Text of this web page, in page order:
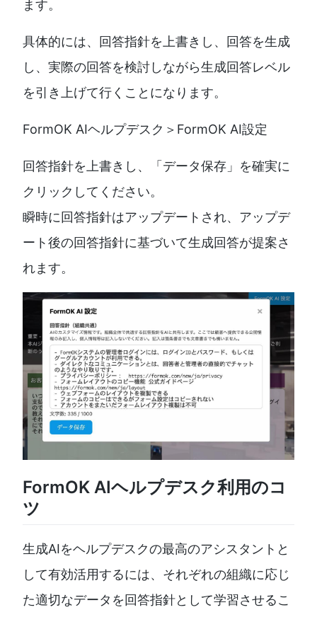
ます。
具体的には、回答指針を上書きし、回答を生成
し、実際の回答を検討しながら生成回答レベル
を引き上げて行くことになります。
FormOK AIヘルプデスク＞FormOK AI設定
回答指針を上書きし、「データ保存」を確実に
クリックしてください。
瞬時に回答指針はアップデートされ、アップデ
ート後の回答指針に基づいて生成回答が提案さ
れます。
FormOK AIヘルプデスク利用のコ
ツ
生成AIをヘルプデスクの最高のアシスタントと
して有効活用するには、それぞれの組織に応じ
た適切なデータを回答指針として学習させるこ